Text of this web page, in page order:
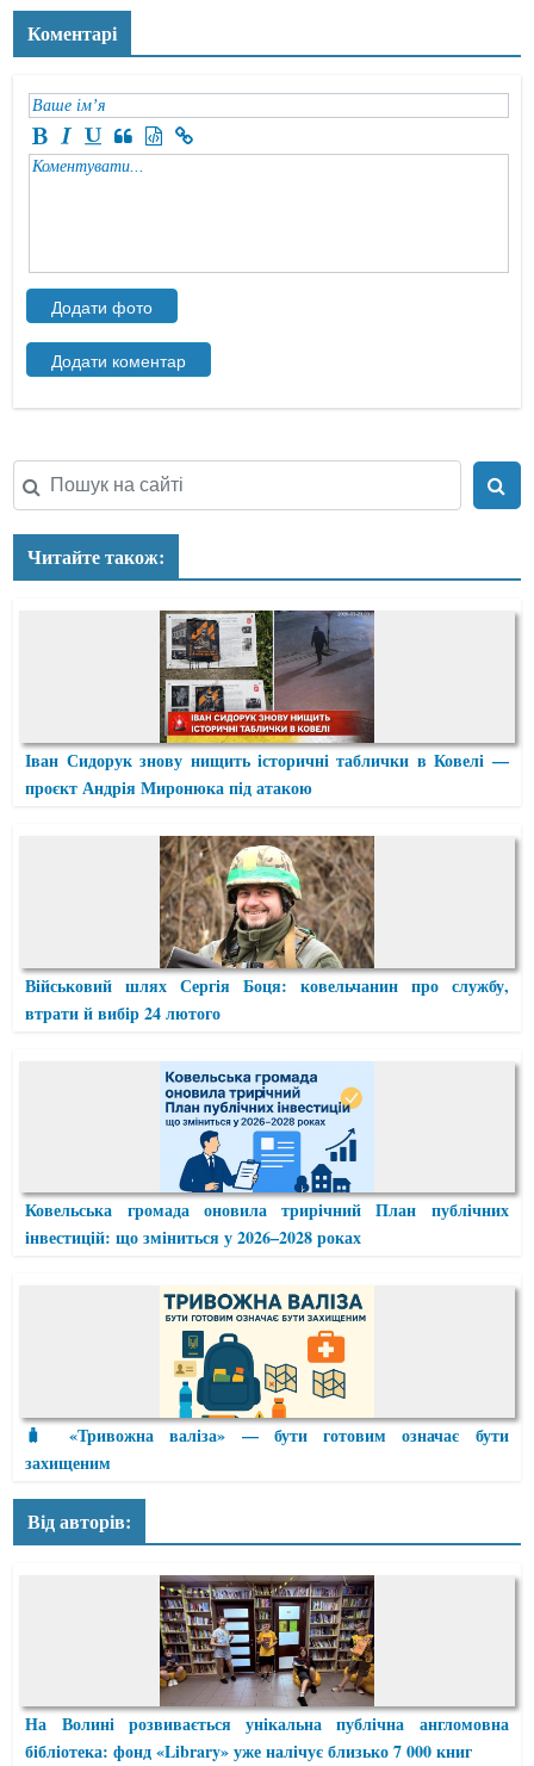
Коментарі
Читайте також:
Іван Сидорук знову нищить історичні таблички в Ковелі —
проєкт Андрія Миронюка під атакою
Військовий шлях Сергія Боця: ковельчанин про службу,
втрати й вибір 24 лютого
Ковельська громада оновила трирічний План публічних
інвестицій: що зміниться у 2026–2028 роках
🧳 «Тривожна валіза» — бути готовим означає бути
захищеним
Від авторів:
На Волині розвивається унікальна публічна англомовна
бібліотека: фонд «Library» уже налічує близько 7 000 книг